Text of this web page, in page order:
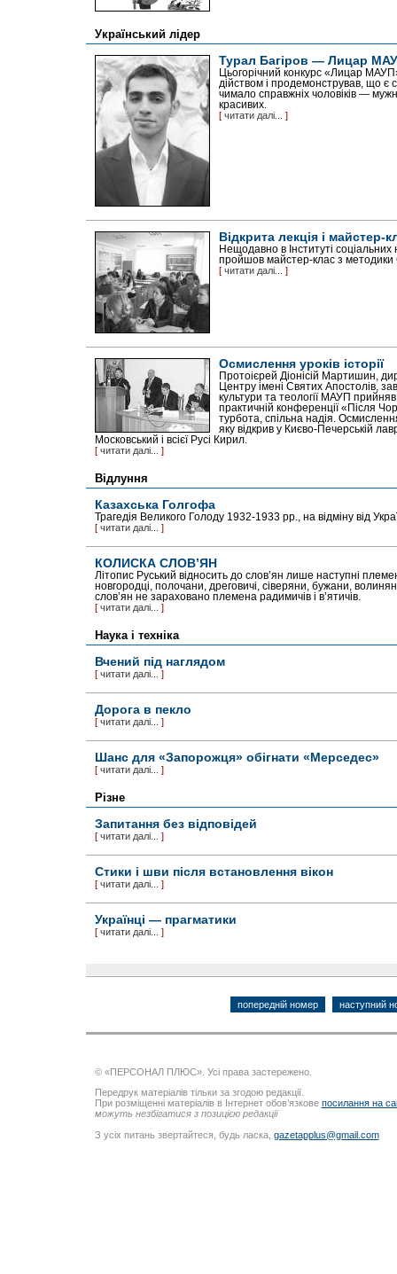
Український лідер
Турал Багіров — Лицар
Цьогорічний конкурс «Лицар
дійством і продемонстрував, що є
чимало справжніх чоловіків —
красивих.
[ читати далі... ]
Відкрита лекція і
Нещодавно в Інституті
пройшов майстер-клас з
[ читати далі... ]
Осмислення уроків історії
Протоієрей Діонісій Мартишин,
Центру імені Святих Апостолів,
культури та теології МАУП
практичній конференції «Після
турбота, спільна надія.
яку відкрив у Києво-Печерській
Московський і всієї Русі Кирил.
[ читати далі... ]
Відлуння
Казахська Голгофа
Трагедія Великого Голоду 1932-1933 рр., на відміну від
[ читати далі... ]
КОЛИСКА СЛОВ’ЯН
Літопис Руський відносить до слов’ян лише наступні
новгородці, полочани, дреговичі, сіверяни, бужани,
слов’ян не зараховано племена радимичів і в’ятичів.
[ читати далі... ]
Наука і техніка
Вчений під наглядом
[ читати далі... ]
Дорога в пекло
[ читати далі... ]
Шанс для «Запорожця» обігнати «Мерседес»
[ читати далі... ]
Різне
Запитання без відповідей
[ читати далі... ]
Стики і шви після встановлення вікон
[ читати далі... ]
Українці — прагматики
[ читати далі... ]
попередній номер наступний
© «ПЕРСОНАЛ ПЛЮС». Усі права застережено.
Передрук матеріалів тільки за згодою редакції.
При розміщенні матеріалів в Інтернет обов’язкове посилання на
можуть незбігатися з позицією редакції
З усіх питань звертайтеся, будь ласка, gazetapplus@gmail.com